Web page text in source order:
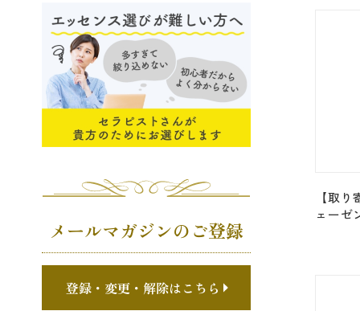
【取
ェーゼ
メールマガジンのご登録
登録・変更・解除はこちら